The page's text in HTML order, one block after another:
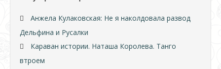
Анжела Кулаковская: Не я наколдовала развод
Дельфина и Русалки
Караван истории. Наташа Королева. Танго
втроем